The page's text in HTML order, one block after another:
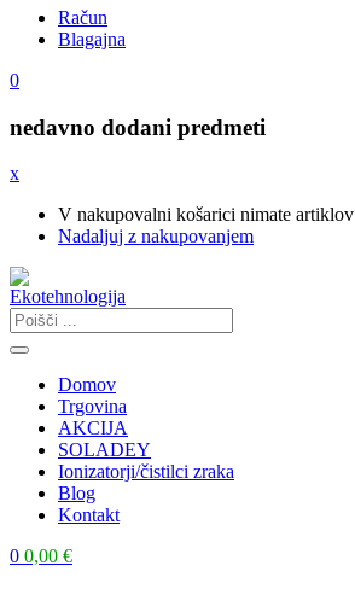
Račun
Blagajna
0
nedavno dodani predmeti
x
V nakupovalni košarici nimate artiklov
Nadaljuj z nakupovanjem
Domov
Trgovina
AKCIJA
SOLADEY
Ionizatorji/čistilci zraka
Blog
Kontakt
0 0,00 €